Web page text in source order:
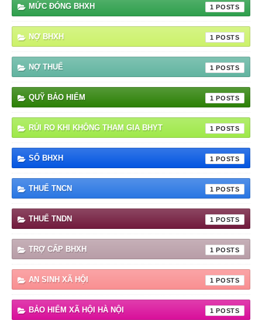
MỨC ĐÓNG BHXH 1
NỢ BHXH 1
NỢ THUẾ 1
QUỸ BẢO HIỂM 1
RỦI RO KHI KHÔNG THAM GIA BHYT 1
SỔ BHXH 1
THUẾ TNCN 1
THUẾ TNDN 1
TRỢ CẤP BHXH 1
AN SINH XÃ HỘI 1
BẢO HIỂM XÃ HỘI HÀ NỘI 1